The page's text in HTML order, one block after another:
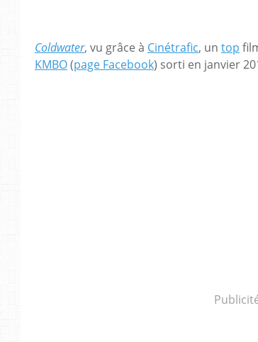
Coldwater, vu grâce à Cinétrafic, un top
KMBO(page Facebook) sorti en janvier